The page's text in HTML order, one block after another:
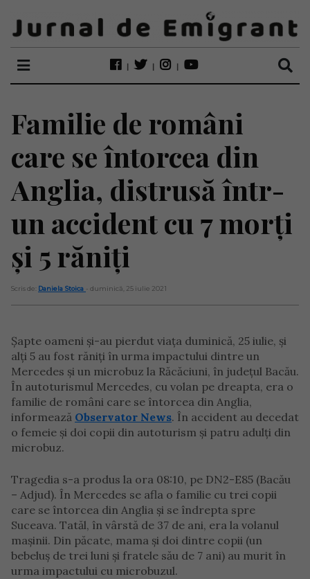
Familie de români
care se întorcea din
Anglia, distrusă într-
un accident cu 7 morți
și 5 răniți
Scris de: Daniela Stoica - duminică, 25 iulie 2021
Şapte oameni şi-au pierdut viaţa duminică, 25 iulie, și
alți 5 au fost răniți în urma impactului dintre un
Mercedes şi un microbuz la Răcăciuni, în județul Bacău.
În autoturismul Mercedes, cu volan pe dreapta, era o
familie de români care se întorcea din Anglia,
informează Observator News. În accident au decedat
o femeie și doi copii din autoturism şi patru adulţi din
microbuz.
Tragedia s-a produs la ora 08:10, pe DN2-E85 (Bacău
– Adjud). În Mercedes se afla o familie cu trei copii
care se întorcea din Anglia și se îndrepta spre
Suceava. Tatăl, în vârstă de 37 de ani, era la volanul
mașinii. Din păcate, mama şi doi dintre copii (un
bebeluș de trei luni și fratele său de 7 ani) au murit în
urma impactului cu microbuzul.